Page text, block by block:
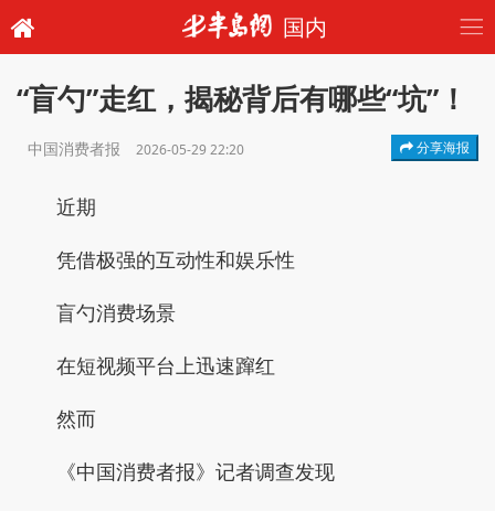
国内
“盲勺”走红，揭秘背后有哪些“坑”！
中国消费者报 2026-05-29 22:20 分享海报
近期
凭借极强的互动性和娱乐性
盲勺消费场景
在短视频平台上迅速蹿红
然而
《中国消费者报》记者调查发现